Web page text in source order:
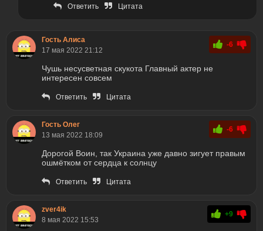
Ответить Цитата
Гость Алиса
17 мая 2022 21:12
-6
Чушь несусветная скукота Главный актер не
интересен совсем
Ответить Цитата
Гость Олег
13 мая 2022 18:09
-6
Дорогой Воин, так Украина уже давно зигует правым
ошмётком от сердца к солнцу
Ответить Цитата
zver4ik
8 мая 2022 15:53
+9